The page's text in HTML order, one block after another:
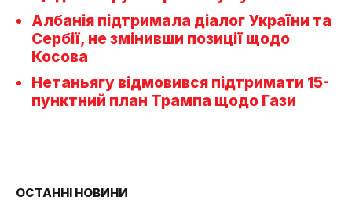
Албанія підтримала діалог України та
Сербії, не змінивши позиції щодо
Косова
Нетаньягу відмовився підтримати 15-
пунктний план Трампа щодо Гази
ОСТАННІ НОВИНИ